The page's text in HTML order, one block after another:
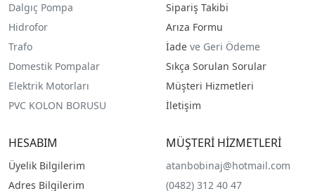
Dalgıç Pompa
Hidrofor
Trafo
Domestik Pompalar
Elektrik Motorları
PVC KOLON BORUSU
Sipariş Takibi
Arıza Formu
İade ve Geri Ödeme
Sıkça Sorulan Sorular
Müşteri Hizmetleri
İletişim
HESABIM
Üyelik Bilgilerim
Adres Bilgilerim
MÜŞTERİ HİZMETLERİ
atanbobinaj@hotmail.com
(0482) 312 40 47